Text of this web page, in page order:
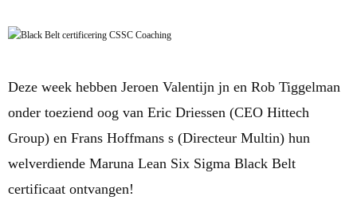
Deze week hebben Jeroen Valentijn jn en Rob Tiggelman
onder toeziend oog van Eric Driessen (CEO Hittech
Group) en Frans Hoffmans s (Directeur Multin) hun
welverdiende Maruna Lean Six Sigma Black Belt
certificaat ontvangen!